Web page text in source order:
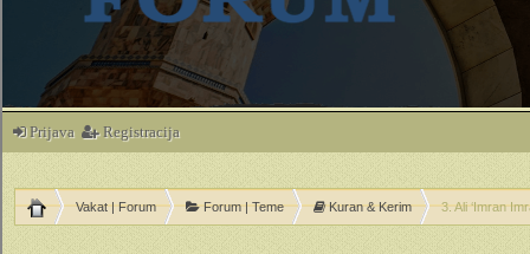
Prijava Registracija
Vakat | Forum Forum | Teme Kuran & Kerim 3. Ali ‘Imran